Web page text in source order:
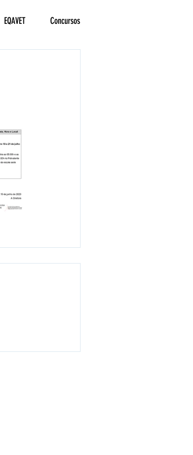
EQAVET Concursos